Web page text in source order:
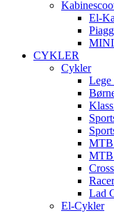
El-
CYKLER
Cykler
MTB
MTB
Lad
El-Cykler